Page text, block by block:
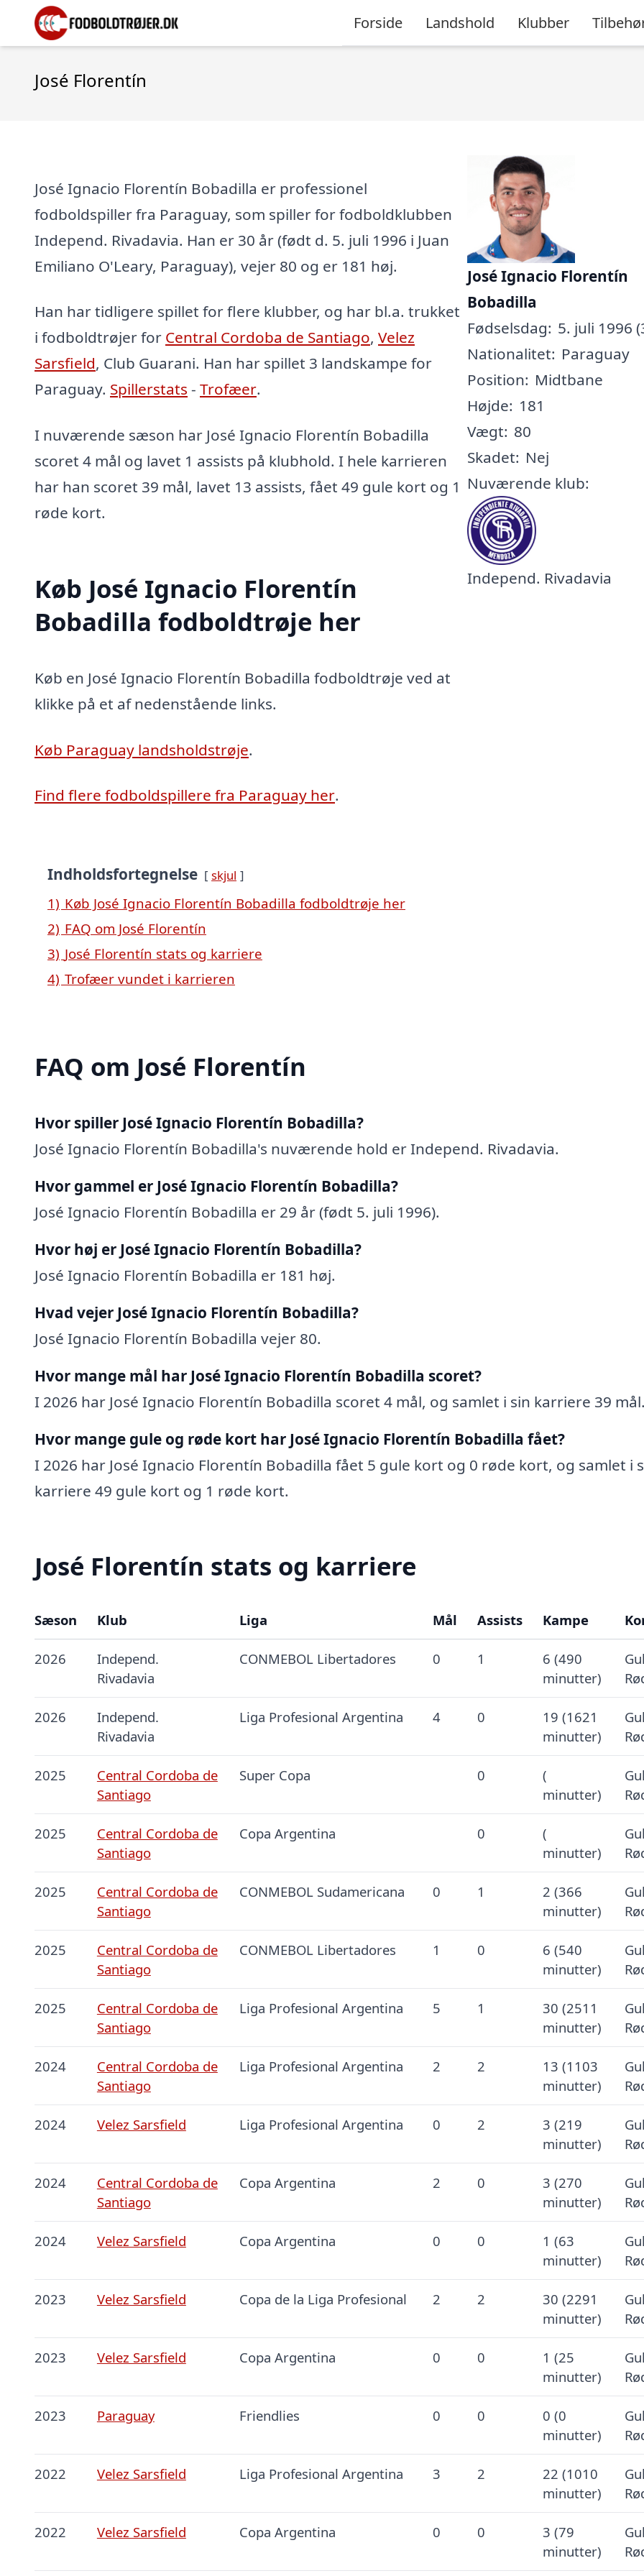
Forside Landshold Klubber
José Florentín
José Ignacio Florentín Bobadilla er professionel
fodboldspiller fra Paraguay, som spiller for fodboldklubben
Independ. Rivadavia. Han er 30 år (født d. 5. juli 1996 i Juan
Emiliano O'Leary, Paraguay), vejer 80 og er 181 høj.
Han har tidligere spillet for flere klubber, og har bl.a. trukket
i fodboldtrøjer for Central Cordoba de Santiago, Velez
Sarsfield, Club Guarani. Han har spillet 3 landskampe for
Paraguay. Spillerstats - Trofæer.
I nuværende sæson har José Ignacio Florentín Bobadilla
scoret 4 mål og lavet 1 assists på klubhold. I hele karrieren
har han scoret 39 mål, lavet 13 assists, fået 49 gule kort og 1
røde kort.
Køb José Ignacio Florentín
Bobadilla fodboldtrøje her
Køb en José Ignacio Florentín Bobadilla fodboldtrøje ved at
klikke på et af nedenstående links.
Køb Paraguay landsholdstrøje.
Find flere fodboldspillere fra Paraguay her.
José Ignacio Florentín
Bobadilla
Fødselsdag: 5. juli 1996
Nationalitet: Paraguay
Position: Midtbane
Højde: 181
Vægt: 80
Skadet: Nej
Nuværende klub:
Independ. Rivadavia
Indholdsfortegnelse skjul
1) Køb José Ignacio Florentín Bobadilla fodboldtrøje her
2) FAQ om José Florentín
3) José Florentín stats og karriere
4) Trofæer vundet i karrieren
FAQ om José Florentín
Hvor spiller José Ignacio Florentín Bobadilla?
José Ignacio Florentín Bobadilla's nuværende hold er Independ. Rivadavia.
Hvor gammel er José Ignacio Florentín Bobadilla?
José Ignacio Florentín Bobadilla er 29 år (født 5. juli 1996).
Hvor høj er José Ignacio Florentín Bobadilla?
José Ignacio Florentín Bobadilla er 181 høj.
Hvad vejer José Ignacio Florentín Bobadilla?
José Ignacio Florentín Bobadilla vejer 80.
Hvor mange mål har José Ignacio Florentín Bobadilla scoret?
I 2026 har José Ignacio Florentín Bobadilla scoret 4 mål, og samlet i sin karriere 39
Hvor mange gule og røde kort har José Ignacio Florentín Bobadilla fået?
I 2026 har José Ignacio Florentín Bobadilla fået 5 gule kort og 0 røde kort, og samlet i
karriere 49 gule kort og 1 røde kort.
José Florentín stats og karriere
Sæson Klub Liga Mål Assists Kampe
2026
Independ.
Rivadavia
CONMEBOL Libertadores 0 1
6 (490
minutter)
2026
Independ.
Rivadavia
Liga Profesional Argentina 4 0
19 (1621
minutter)
2025
Central Cordoba de
Santiago
Super Copa 0
(
minutter)
2025
Central Cordoba de
Santiago
Copa Argentina 0
(
minutter)
2025
Central Cordoba de
Santiago
CONMEBOL Sudamericana 0 1
2 (366
minutter)
2025
Central Cordoba de
Santiago
CONMEBOL Libertadores 1 0
6 (540
minutter)
2025
Central Cordoba de
Santiago
Liga Profesional Argentina 5 1
30 (2511
minutter)
2024
Central Cordoba de
Santiago
Liga Profesional Argentina 2 2
13 (1103
minutter)
2024 Velez Sarsfield Liga Profesional Argentina 0 2
3 (219
minutter)
2024
Central Cordoba de
Santiago
Copa Argentina 2 0
3 (270
minutter)
2024 Velez Sarsfield Copa Argentina 0 0
1 (63
minutter)
2023 Velez Sarsfield Copa de la Liga Profesional 2 2
30 (2291
minutter)
2023 Velez Sarsfield Copa Argentina 0 0
1 (25
minutter)
2023 Paraguay Friendlies 0 0
0 (0
minutter)
2022 Velez Sarsfield Liga Profesional Argentina 3 2
22 (1010
minutter)
2022 Velez Sarsfield Copa Argentina 0 0
3 (79
minutter)